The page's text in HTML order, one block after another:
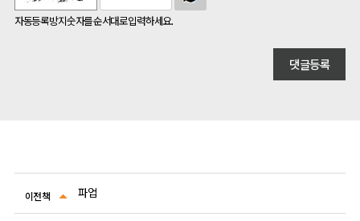
자동등록방지 숫자를 순서대로 입력하세요.
이전책 파업